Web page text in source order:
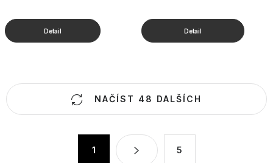
O
v
NAČÍST 48 DALŠÍCH
1 5